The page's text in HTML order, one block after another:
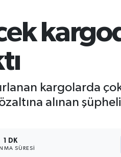
kargolarda
alınan
1 DK
SÜRESI